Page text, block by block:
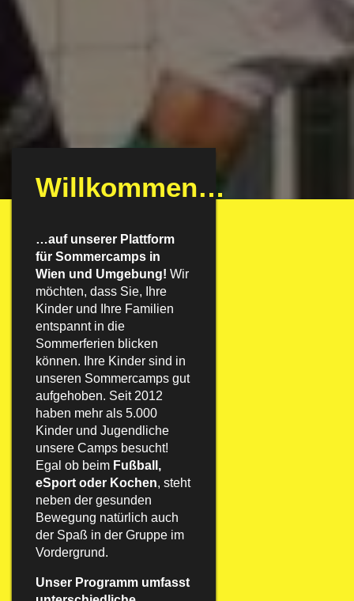
Willkommen…
…auf unserer Plattform
für Sommercamps in
Wien und Umgebung! Wir
möchten, dass Sie, Ihre
Kinder und Ihre Familien
entspannt in die
Sommerferien blicken
können. Ihre Kinder sind in
unseren Sommercamps gut
aufgehoben. Seit 2012
haben mehr als 5.000
Kinder und Jugendliche
unsere Camps besucht!
Egal ob beim Fußball,
eSport oder Kochen, steht
neben der gesunden
Bewegung natürlich auch
der Spaß in der Gruppe im
Vordergrund.
Unser Programm umfasst